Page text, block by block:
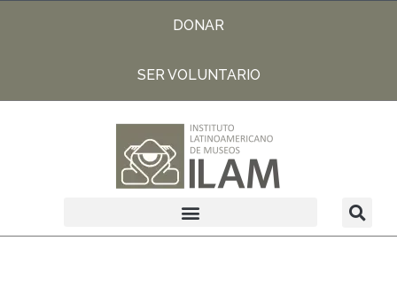
DONAR
SER VOLUNTARIO